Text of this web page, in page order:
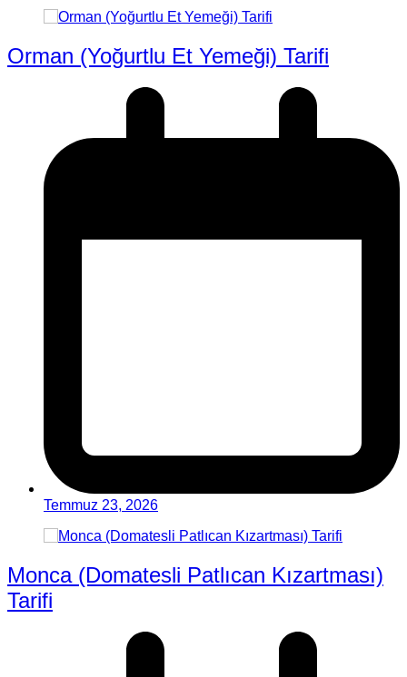
Orman (Yoğurtlu Et Yemeği) Tarifi
Temmuz 23, 2026
Monca (Domatesli Patlıcan Kızartması)
Tarifi